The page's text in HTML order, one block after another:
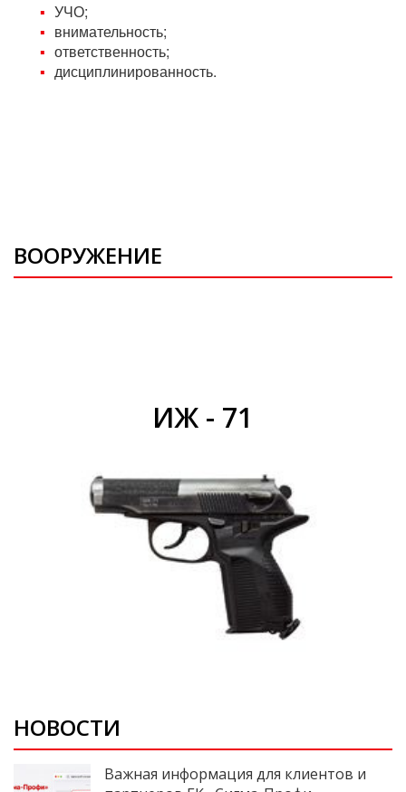
УЧО;
внимательность;
ответственность;
дисциплинированность.
ВООРУЖЕНИЕ
ИЖ - 71
НОВОСТИ
Важная информация для клиентов и